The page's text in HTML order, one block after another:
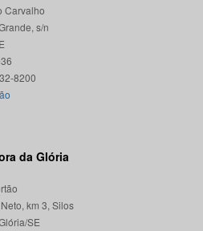
Carvalho
s/n
da Glória
km 3, Silos
SE